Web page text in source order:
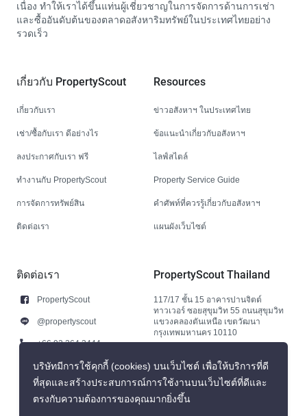
เนื่อง ทำให้เราได้ขึ้นแท่นผู้เชี่ยวชาญในการจัดการด้านการเช่า
และซื้ออันดับต้นของตลาดอสังหาริมทรัพย์ในประเทศไทยอย่าง
รวดเร็ว
เกี่ยวกับ PropertyScout
เกี่ยวกับเรา
เช่า/ซื้อกับเรา ดีอย่างไร
ลงประกาศกับเรา ฟรี
ทำงานกับ PropertyScout
การจัดการทรัพย์สิน
ติดต่อเรา
Resources
ข่าวอสังหาฯ ในประเทศไทย
ข้อแนะนำเกี่ยวกับอสังหาฯ
ไลฟ์สไตล์
Property Service Guide
คำศัพท์ที่ควรรู้เกี่ยวกับอสังหาฯ
แผนผังเว็บไซต์
ติดต่อเรา
PropertyScout
@propertyscout
+66 92 264 3444
+66 92 264 3444
contact@propertyscout.co.th
PropertyScout Thailand
117/17 ชั้น 15 อาคารปานจิตต์
ทาวเวอร์ ซอยสุขุมวิท 55 ถนนสุขุมวิท
แขวงคลองตันเหนือ เขตวัฒนา
กรุงเทพมหานคร 10110
บริษัทมีการใช้คุกกี้ (cookies) บนเว็บไซต์ เพื่อให้บริการที่ดี
ที่สุดและสร้างประสบการณ์การใช้งานบนเว็บไซต์ที่ดีและ
ตรงกับความต้องการของคุณมากยิ่งขึ้น